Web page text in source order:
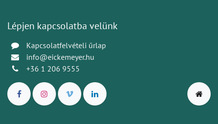
Lépjen kapcsolatba velünk
Kapcsolatfelvételi űrlap
info@eickemeyer.hu
+36 1 206 9555